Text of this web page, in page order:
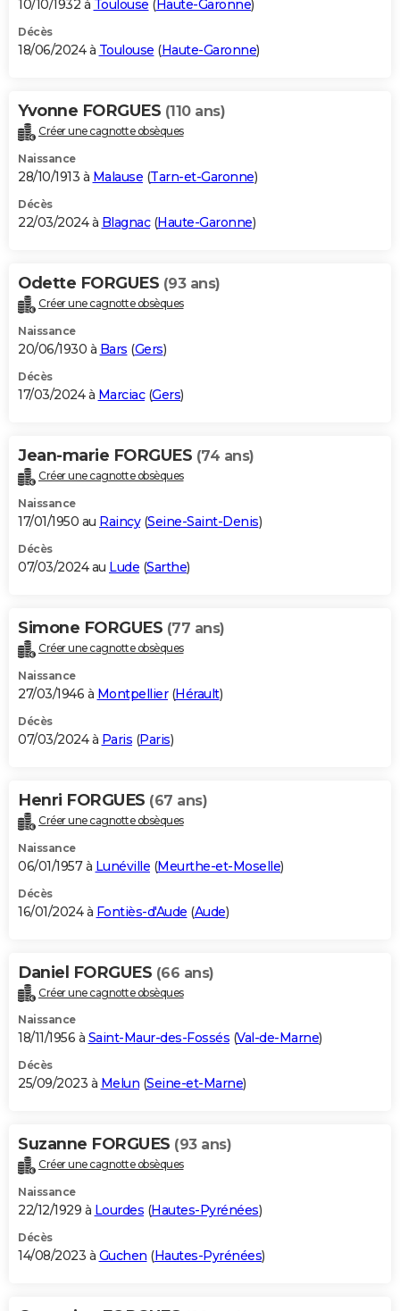
10/10/1932 à Toulouse ( Haute-Garonne)
Décès
18/06/2024 à Toulouse (Haute-Garonne)
Yvonne FORGUES (110 ans)
Créer une cagnotte obsèques
Naissance
28/10/1913 à Malause (Tarn-et-Garonne)
Décès
22/03/2024 à Blagnac(Haute-Garonne)
Odette FORGUES (93 ans)
Créer une cagnotte obsèques
Naissance
20/06/1930 à Bars (Gers)
Décès
17/03/2024 à Marciac(Gers)
Jean-marie FORGUES (74 ans)
Créer une cagnotte obsèques
Naissance
17/01/1950 au Raincy(Seine-Saint-Denis)
Décès
07/03/2024 au Lude (Sarthe)
Simone FORGUES (77 ans)
Créer une cagnotte obsèques
Naissance
27/03/1946 à Montpellier(Hérault)
Décès
07/03/2024 à Paris (Paris)
Henri FORGUES (67 ans)
Créer une cagnotte obsèques
Naissance
06/01/1957 à Lunéville (Meurthe-et-Moselle)
Décès
16/01/2024 à Fontiès-d'Aude (Aude)
Daniel FORGUES (66 ans)
Créer une cagnotte obsèques
Naissance
18/11/1956 à Saint-Maur-des-Fossés (Val-de-Marne)
Décès
25/09/2023 à Melun (Seine-et-Marne)
Suzanne FORGUES (93 ans)
Créer une cagnotte obsèques
Naissance
22/12/1929 à Lourdes (Hautes-Pyrénées)
Décès
14/08/2023 à Guchen (Hautes-Pyrénées)